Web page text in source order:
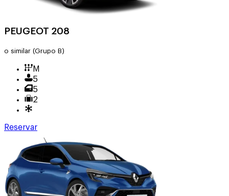
PEUGEOT 208
o similar (Grupo B)
M
5
5
2
Reservar